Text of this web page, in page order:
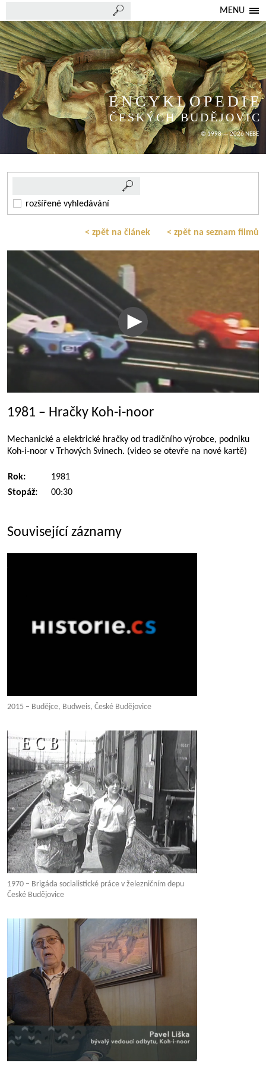
MENU
ENCYKLOPEDIE
ČESKÝCH BUDĚJOVIC
© 1998 — 2026 NEBE
rozšířené vyhledávání
< zpět na článek < zpět na seznam filmů
1981 – Hračky Koh-i-noor
Mechanické a elektrické hračky od tradičního výrobce, podniku
Koh-i-noor v Trhových Svinech. (video se otevře na nové kartě)
Rok:
1981
Stopáž:
00:30
Související záznamy
2015 – Budějce, Budweis, České Budějovice
1970 – Brigáda socialistické práce v železničním depu
České Budějovice